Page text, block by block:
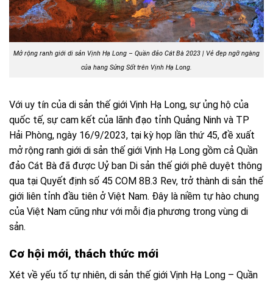
Mở rộng ranh giới di sản Vịnh Hạ Long – Quần đảo Cát Bà 2023 | Vẻ đẹp ngỡ ngàng
của hang Sửng Sốt trên Vịnh Hạ Long.
Với uy tín của di sản thế giới Vịnh Hạ Long, sự ủng hộ của
quốc tế, sự cam kết của lãnh đạo tỉnh Quảng Ninh và TP
Hải Phòng, ngày 16/9/2023, tại kỳ họp lần thứ 45, đề xuất
mở rộng ranh giới di sản thế giới Vịnh Hạ Long gồm cả Quần
đảo Cát Bà đã được Uỷ ban Di sản thế giới phê duyệt thông
qua tại Quyết định số 45 COM 8B.3 Rev, trở thành di sản thế
giới liên tỉnh đầu tiên ở Việt Nam. Đây là niềm tự hào chung
của Việt Nam cũng như với mỗi địa phương trong vùng di
sản.
Cơ hội mới, thách thức mới
Xét về yếu tố tự nhiên, di sản thế giới Vịnh Hạ Long – Quần